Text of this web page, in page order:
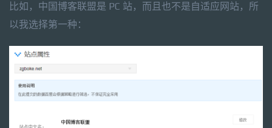
比如，中国博客联盟是 PC 站，而且也不是自适应网站，所
以我选择第一种：